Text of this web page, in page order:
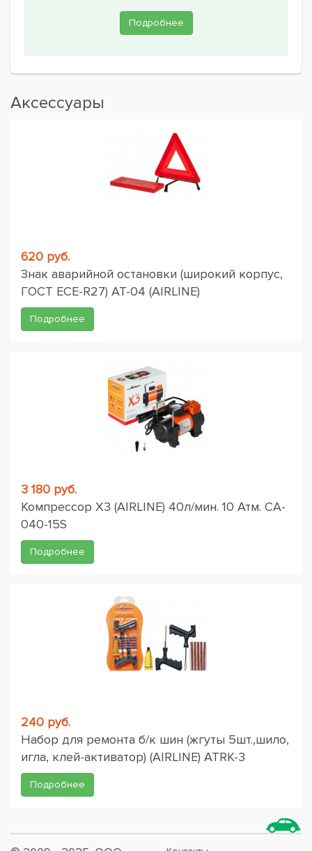
Подробнее
Аксессуары
620 руб.
Знак аварийной остановки (широкий корпус,
ГОСТ ЕСЕ-R27) AT-04 (AIRLINE)
Подробнее
3 180 руб.
Компрессор X3 (AIRLINE) 40л/мин. 10 Атм. CA-
040-15S
Подробнее
240 руб.
Набор для ремонта б/к шин (жгуты 5шт.,шило,
игла, клей-активатор) (AIRLINE) ATRK-3
Подробнее